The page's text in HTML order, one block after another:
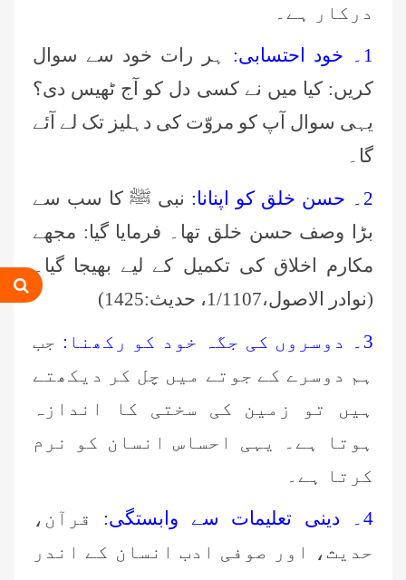
درکار ہے۔
1۔ خود احتسابی:
ہر رات خود سے سوال
کریں: کیا میں نے کسی دل کو آج ٹھیس دی؟
یہی سوال آپ کو مروّت کی دہلیز تک لے آئے
گا۔
2۔ حسن خلق کو اپنانا:
نبی ﷺ کا سب سے
بڑا وصف حسن خلق تھا۔ فرمایا گیا: مجھے
مکارم اخلاق کی تکمیل کے لیے بھیجا گیا۔
(نوادر الاصول،1/1107، حدیث:1425)
3۔ دوسروں کی جگہ خود کو رکھنا:
جب
ہم دوسرے کے جوتے میں چل کر دیکھتے
ہیں تو زمین کی سختی کا اندازہ
ہوتا ہے۔ یہی احساس انسان کو نرم
کرتا ہے۔
4۔ دینی تعلیمات سے وابستگی:
قرآن،
حدیث، اور صوفی ادب انسان کے اندر
عمر اختر (درجہ خامسہ مرکزی جامعۃ
المدینہ فیضان مدینہ ،کراچی،پاکستان)
فیضان مدینہ،کراچی ،پاکستان)
محمد سعد عمران (درجہ عالیہ مرکزی
جامعۃ المدینہ فیضانِ مدینہ ،کراچی
،پاکستان)
کراچی،پاکستان)
مرکزی جامعۃ المدینہ فیضانِ مدینہ،